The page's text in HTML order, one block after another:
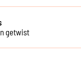
getwist